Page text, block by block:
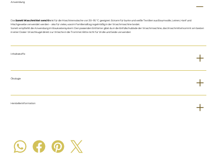
Anwendung
DasSonett Waschmittel sensitivist für die Maschinenwäsche von 30–95 °C geeignet. Es kann für bunte und weiße Textilien aus Baumwolle, Leinen, Hanf und
Mischgewebe verwendet werden – also für vieles, was im Familienalltag regelmäßig in der Waschmaschine landet.
Sonett empfiehlt die Anwendung im Baukastensystem: Den passenden Enthärter gibst du in die Einfüllschublade der Waschmaschine, das Waschmittel kommt am besten
in einer Dosier-Waschkugel direkt zur Wäsche in die Trommel. Bitte nicht für Wolle und Seide verwenden
Inhaltsstoffe
Ökologie
Herstellerinformation